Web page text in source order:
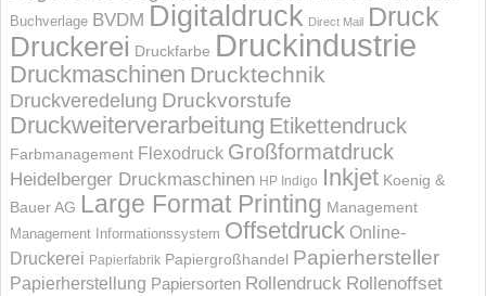
Buchverlage BVDM Digitaldruck Direct Mail Druck
Druckerei Druckfarbe Druckindustrie
Druckmaschinen Drucktechnik
Druckveredelung Druckvorstufe
Druckweiterverarbeitung Etikettendruck
Farbmanagement Flexodruck Großformatdruck
Heidelberger Druckmaschinen HP Indigo Inkjet Koenig &
Bauer AG Large Format Printing Management
Management Informations­system Offsetdruck Online-
Druckerei Papierfabrik Papiergroßhandel Papierhersteller
Papierherstellung Papiersorten Rollendruck Rollenoffset